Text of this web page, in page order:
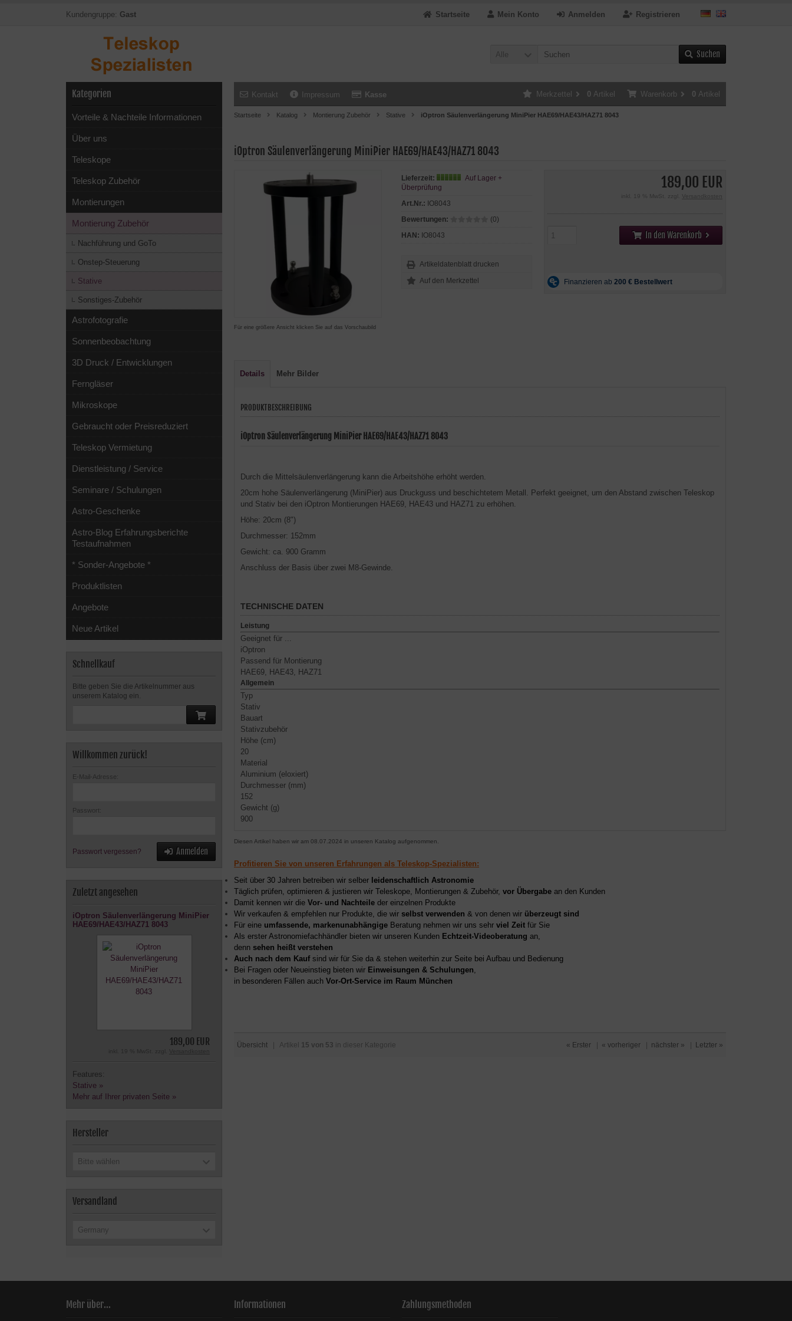
Kundengruppe: Gast Registrieren
Anmelden
Mein Konto
Startseite
Alle Suchen
Kontakt Impressum Kasse Warenkorb 0 Artikel
Merkzettel 0 Artikel
Startseite Katalog Montierung Zubehör Stative iOptron Säulenverlängerung MiniPier HAE69/HAE43/HAZ71 8043
iOptron Säulenverlängerung MiniPier HAE69/HAE43/HAZ71 8043
Für eine größere Ansicht klicken Sie auf das Vorschaubild
189,00 EUR
inkl. 19 % MwSt. zzgl. Versandkosten
In den Warenkorb
Lieferzeit:
Auf Lager +
Überprüfung
Art.Nr.: IO8043
Bewertungen:
(0)
HAN: IO8043
Artikeldatenblatt drucken
Details Mehr Bilder
PRODUKTBESCHREIBUNG
iOptron Säulenverlängerung MiniPier HAE69/HAE43/HAZ71 8043
Durch die Mittelsäulenverlängerung kann die Arbeitshöhe erhöht werden.
20cm hohe Säulenverlängerung (MiniPier) aus Druckguss und beschichtetem Metall. Perfekt geeignet, um den Abstand zwischen Teleskop
und Stativ bei den iOptron Montierungen HAE69, HAE43 und HAZ71 zu erhöhen.
Höhe: 20cm (8")
Durchmesser: 152mm
Gewicht: ca. 900 Gramm
Anschluss der Basis über zwei M8-Gewinde.
TECHNISCHE DATEN
Leistung
Geeignet für ...
iOptron
Passend für Montierung
HAE69, HAE43, HAZ71
Allgemein
Typ
Stativ
Bauart
Stativzubehör
Höhe (cm)
20
Material
Aluminium (eloxiert)
Durchmesser (mm)
152
Gewicht (g)
900
Diesen Artikel haben wir am 08.07.2024 in unseren Katalog aufgenommen.
Profitieren Sie von unseren Erfahrungen als Teleskop-Spezialisten:
Seit über 30 Jahren betreiben wir selber leidenschaftlich Astronomie
Täglich prüfen, optimieren & justieren wir Teleskope, Montierungen & Zubehör, vor Übergabe an den Kunden
Damit kennen wir die Vor- und Nachteile der einzelnen Produkte
Wir verkaufen & empfehlen nur Produkte, die wir selbst verwenden & von denen wir überzeugt sind
Für eine umfassende, markenunabhängige Beratung nehmen wir uns sehr viel Zeit für Sie
Als erster Astronomiefachhändler bieten wir unseren Kunden Echtzeit-Videoberatung an,
denn sehen heißt verstehen
Auch nach dem Kaufsind wir für Sie da & stehen weiterhin zur Seite bei Aufbau und Bedienung
Bei Fragen oder Neueinstieg bieten wir Einweisungen & Schulungen
in besonderen Fällen auch Vor-Ort-Service im Raum München
Übersicht | Artikel 15 von 53 in dieser Kategorie « Erster | « vorheriger | nächster » | Letzter »
Kategorien
Vorteile & Nachteile Informationen
Über uns
Teleskope
Teleskop Zubehör
Montierungen
Montierung Zubehör
Nachführung und GoTo
Onstep-Steuerung
Stative
Sonstiges-Zubehör
Astrofotografie
Sonnenbeobachtung
3D Druck / Entwicklungen
Ferngläser
Mikroskope
Gebraucht oder Preisreduziert
Teleskop Vermietung
Dienstleistung / Service
Seminare / Schulungen
Astro-Geschenke
Astro-Blog Erfahrungsberichte
Testaufnahmen
* Sonder-Angebote *
Produktlisten
Angebote
Neue Artikel
Schnellkauf
Bitte geben Sie die Artikelnummer aus
unserem Katalog ein.
Willkommen zurück!
E-Mail-Adresse:
Passwort:
Passwort vergessen? Anmelden
Zuletzt angesehen
iOptron Säulenverlängerung MiniPier
HAE69/HAE43/HAZ71 8043
189,00 EUR
inkl. 19 % MwSt. zzgl.
Features:
Stative »
Mehr auf Ihrer privaten Seite »
Hersteller
Bitte wählen
Versandland
Germany
Mehr über... Informationen Zahlungsmethoden